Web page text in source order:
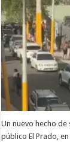
Un nuevo hecho de
público El Prado,